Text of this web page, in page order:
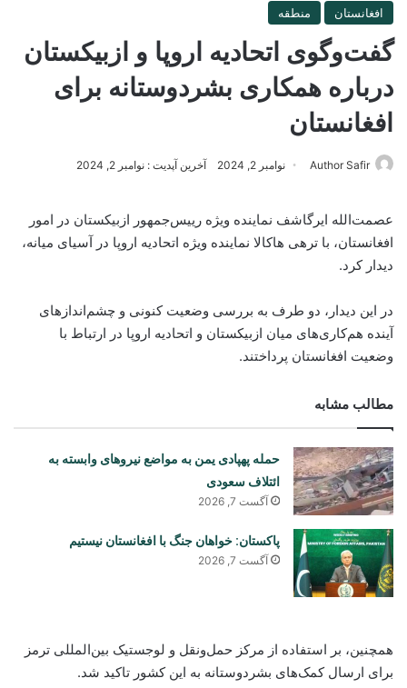
افغانستان منطقه
گفت‌وگوی اتحادیه اروپا و ازبیکستان
درباره همکاری بشردوستانه برای
افغانستان
Author Safir نوامبر 2, 2024 آخرین آپدیت : نوامبر 2, 2024
‏عصمت‌الله ایرگاشف نماینده ویژه رییس‌جمهور ازبیکستان در امور
افغانستان، با ترهی هاکالا نماینده ویژه اتحادیه اروپا در آسیای میانه،
دیدار کرد.
در این دیدار، دو طرف به بررسی وضعیت کنونی و چشم‌اندازهای
آینده هم‌کاری‌های میان ازبیکستان و اتحادیه اروپا در ارتباط با
وضعیت افغانستان پرداختند.
مطالب مشابه
حمله پهپادی یمن به مواضع نیروهای وابسته به
ائتلاف سعودی
آگست 7, 2026
پاکستان: خواهان جنگ با افغانستان نیستیم
آگست 7, 2026
همچنین، بر استفاده از مرکز حمل‌ونقل و لوجستیک بین‌المللی ترمز
برای ارسال کمک‌های بشردوستانه به این کشور تاکید شد.